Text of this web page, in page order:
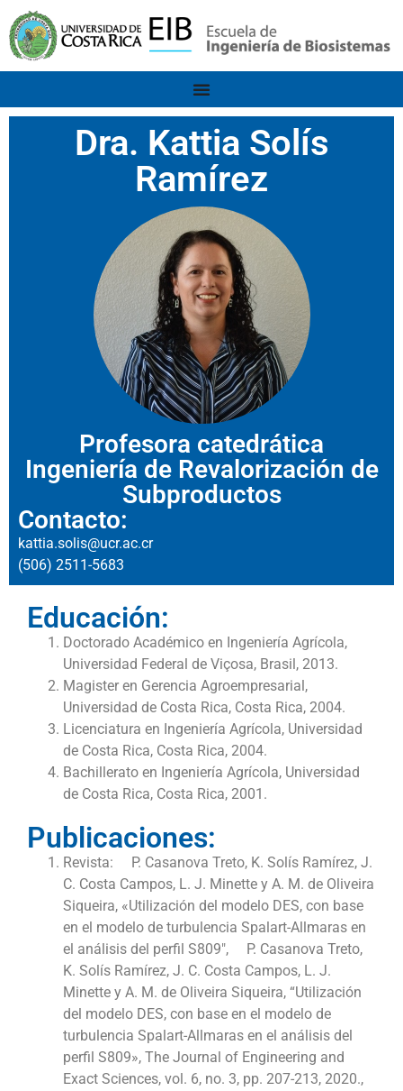
Dra. Kattia Solís
Ramírez
Profesora catedrática
Ingeniería de Revalorización de
Subproductos
Contacto:
kattia.solis@ucr.ac.cr
(506) 2511-5683
Educación:
Doctorado Académico en Ingeniería Agrícola,
Universidad Federal de Viçosa, Brasil, 2013.
Magister en Gerencia Agroempresarial,
Universidad de Costa Rica, Costa Rica, 2004.
Licenciatura en Ingeniería Agrícola, Universidad
de Costa Rica, Costa Rica, 2004.
Bachillerato en Ingeniería Agrícola, Universidad
de Costa Rica, Costa Rica, 2001.
Publicaciones:
Revista: P. Casanova Treto, K. Solís Ramírez, J.
C. Costa Campos, L. J. Minette y A. M. de Oliveira
Siqueira, «Utilización del modelo DES, con base
en el modelo de turbulencia Spalart-Allmaras en
el análisis del perfil S809″, P. Casanova Treto,
K. Solís Ramírez, J. C. Costa Campos, L. J.
Minette y A. M. de Oliveira Siqueira, “Utilización
del modelo DES, con base en el modelo de
turbulencia Spalart-Allmaras en el análisis del
perfil S809», The Journal of Engineering and
Exact Sciences, vol. 6, no. 3, pp. 207-213, 2020.,